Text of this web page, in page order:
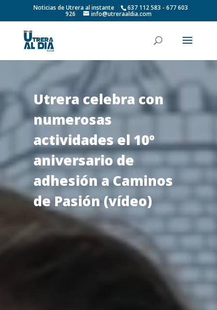
Noticias de Utrera al instante 637 112 583 - 677 603
926 info@utreraaldia.com
Utrera celebra con
numerosas
actividades el 10º
aniversario de
adhesión a Caminos
de Pasión (vídeo)